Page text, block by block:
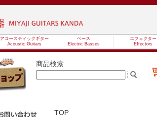
アコースティックギター
Acoustic Guitars
ベース
Electric Basses
エフェクター
Effectors
商品検索
TOP